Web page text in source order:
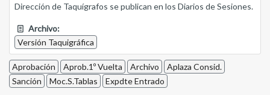
Dirección de Taquígrafos se publican en los Diarios de Sesiones.
Archivo:
Versión Taquigráfica
Aprobación Aprob.1º Vuelta Archivo
Aplaza Consid.
Sanción
Moc.S.Tablas Expdte Entrado